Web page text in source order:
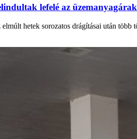
lefelé az üzemanyagárak
hetek sorozatos drágításai után